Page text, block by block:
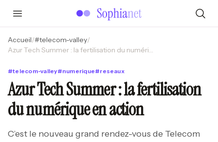
Accueil/#telecom-valley/
Azur Tech Summer : la fertilisation du numérique en action
#telecom-valley#numerique#reseaux
Azur Tech Summer : la fertilisation
du numérique en action
C’est le nouveau grand rendez-vous de Telecom